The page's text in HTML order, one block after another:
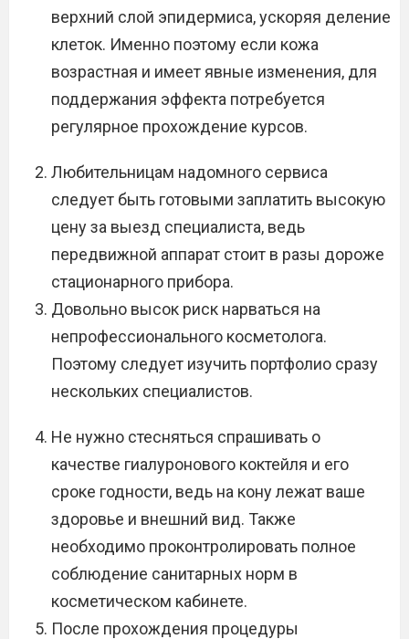
верхний слой эпидермиса, ускоряя деление
клеток. Именно поэтому если кожа
возрастная и имеет явные изменения, для
поддержания эффекта потребуется
регулярное прохождение курсов.
Любительницам надомного сервиса
следует быть готовыми заплатить высокую
цену за выезд специалиста, ведь
передвижной аппарат стоит в разы дороже
стационарного прибора.
Довольно высок риск нарваться на
непрофессионального косметолога.
Поэтому следует изучить портфолио сразу
нескольких специалистов.
Не нужно стесняться спрашивать о
качестве гиалуронового коктейля и его
сроке годности, ведь на кону лежат ваше
здоровье и внешний вид. Также
необходимо проконтролировать полное
соблюдение санитарных норм в
косметическом кабинете.
После прохождения процедуры